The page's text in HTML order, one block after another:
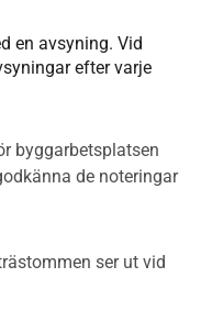
en avsyning. Vid
efter varje
byggarbetsplatsen
de noteringar
ser ut vid